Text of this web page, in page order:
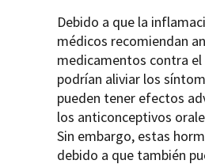
Debido a que la
médicos recomiendan
medicamentos contra
podrían aliviar los
pueden tener efectos
los anticonceptivos
Sin embargo, estas
debido a que también